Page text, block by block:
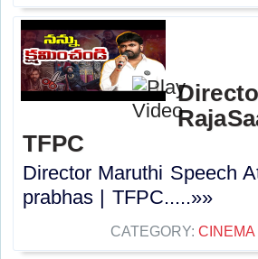
TFPC
Director Maruthi Speech
prabhas | TFPC.....»»
CATEGORY: CINEMA